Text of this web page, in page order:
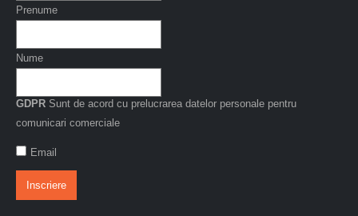
Prenume
Nume
GDPR Sunt de acord cu prelucrarea datelor personale pentru
comunicari comerciale
Email